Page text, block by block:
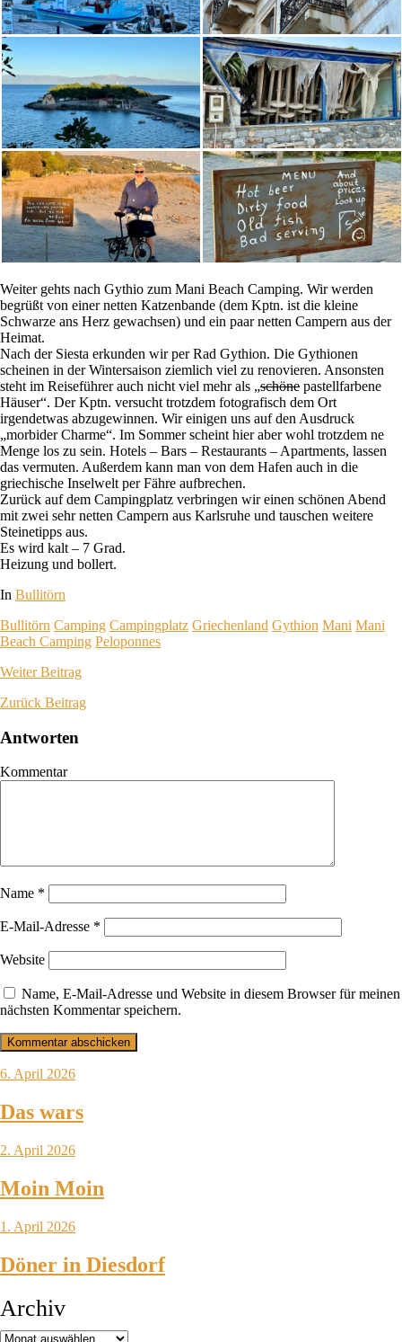
Weiter gehts nach Gythio zum Mani Beach Camping. Wir werden
begrüßt von einer netten Katzenbande (dem Kptn. ist die kleine
Schwarze ans Herz gewachsen) und ein paar netten Campern aus der
Heimat.
Nach der Siesta erkunden wir per Rad Gythion. Die Gythionen
scheinen in der Wintersaison ziemlich viel zu renovieren. Ansonsten
steht im Reiseführer auch nicht viel mehr als „schöne pastellfarbene
Häuser“. Der Kptn. versucht trotzdem fotografisch dem Ort
irgendetwas abzugewinnen. Wir einigen uns auf den Ausdruck
„morbider Charme“. Im Sommer scheint hier aber wohl trotzdem ne
Menge los zu sein. Hotels – Bars – Restaurants – Apartments, lassen
das vermuten. Außerdem kann man von dem Hafen auch in die
griechische Inselwelt per Fähre aufbrechen.
Zurück auf dem Campingplatz verbringen wir einen schönen Abend
mit zwei sehr netten Campern aus Karlsruhe und tauschen weitere
Steinetipps aus.
Es wird kalt – 7 Grad.
Heizung und bollert.
In Bullitörn
Bullitörn Camping Campingplatz Griechenland Gythion Mani Mani
Beach Camping Peloponnes
WeiterBeitrag
Zurück Beitrag
Antworten
Kommentar
Name *
E-Mail-Adresse *
Website
Name, E-Mail-Adresse und Website in diesem Browser für meinen
nächsten Kommentar speichern.
6. April 2026
Das wars
2. April 2026
Moin Moin
1. April 2026
Döner in Diesdorf
Archiv